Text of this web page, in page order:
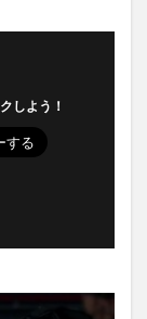
しよう！